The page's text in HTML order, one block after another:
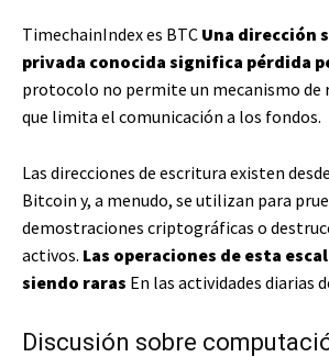
TimechainIndex es BTC Una dirección
privada conocida significa pérdida
protocolo no permite un mecanismo de
que limita el comunicación a los fondos.
Las direcciones de escritura existen
Bitcoin y, a menudo, se utilizan para
demostraciones criptográficas o
activos. Las operaciones de esta
siendo raras En las actividades diarias
Discusión sobre